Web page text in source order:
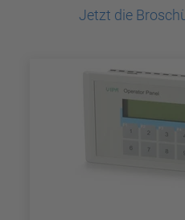
Jetzt die